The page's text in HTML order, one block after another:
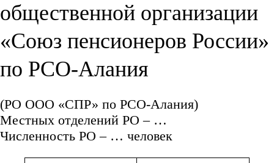
общественной организации
«Союз пенсионеров России»
по РСО-Алания
(РО ООО «СПР» по РСО-Алания)
Местных отделений РО – …
Численность РО – … человек
Ваш рабочий телефон
Рабочий телефон заместителя
Ваш e-mail
e-mail заместителя